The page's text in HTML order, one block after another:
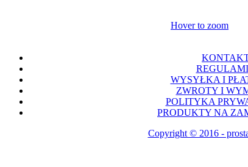
Hover to zoom
WYSYŁKA I
ZWROTY I
POLITYKA
PRODUKTY NA
Copyright © 2016 -